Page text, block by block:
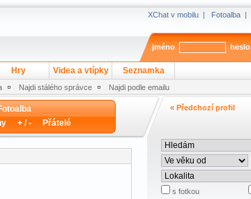
XChat v mobilu | Fotoalba |
jméno heslo
Hry Videa a vtípky Seznamka
Najdi stálého správce Najdi podle emailu
+ / - Přátelé
« Předchozí profil
s fotkou